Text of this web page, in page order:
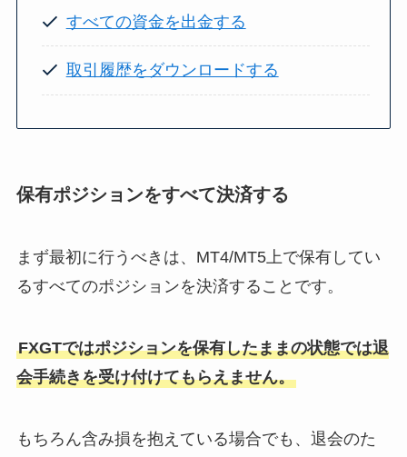
すべての資金を出金する
取引履歴をダウンロードする
保有ポジションをすべて決済する
まず最初に行うべきは、MT4/MT5上で保有してい
るすべてのポジションを決済することです。
FXGTではポジションを保有したままの状態では退
会手続きを受け付けてもらえません。
もちろん含み損を抱えている場合でも、退会のた